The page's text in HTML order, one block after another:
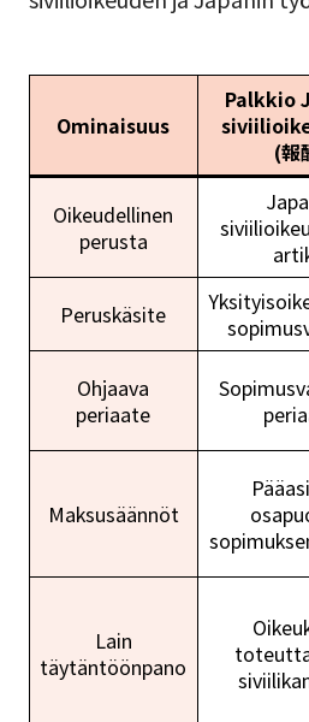
Ominaisuus
Palkkio
(報
Oikeudellinen
perusta
Peruskäsite
Ohjaava
periaate
Maksusäännöt
Lain
täytäntöönpano